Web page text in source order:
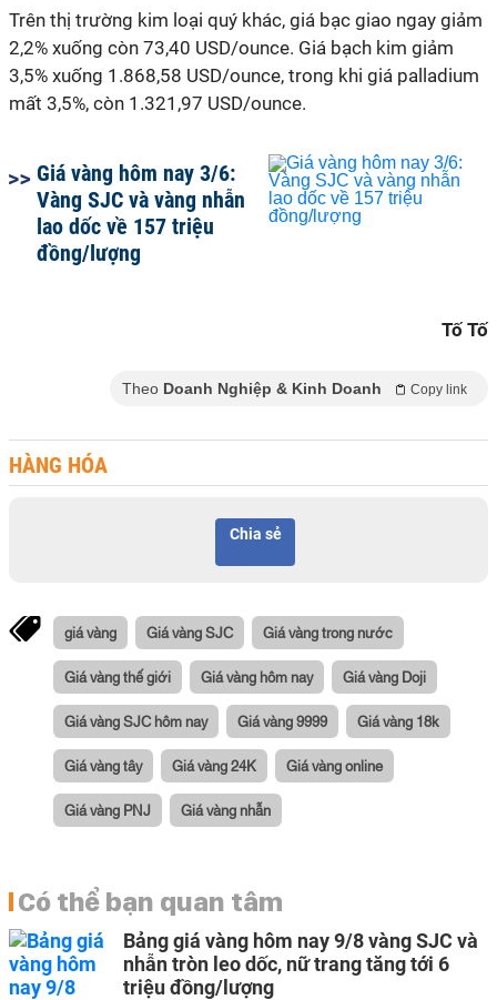
Trên thị trường kim loại quý khác, giá bạc giao ngay giảm
2,2% xuống còn 73,40 USD/ounce. Giá bạch kim giảm
3,5% xuống 1.868,58 USD/ounce, trong khi giá palladium
mất 3,5%, còn 1.321,97 USD/ounce.
Giá vàng hôm nay 3/6:
Vàng SJC và vàng nhẫn
lao dốc về 157 triệu
đồng/lượng
Tố Tố
Theo Doanh Nghiệp & Kinh Doanh Copy link
HÀNG HÓA
Chia sẻ
giá vàng Giá vàng SJC Giá vàng trong nước
Giá vàng thế giới Giá vàng hôm nay Giá vàng Doji
Giá vàng SJC hôm nay Giá vàng 9999 Giá vàng 18k
Giá vàng tây Giá vàng 24K Giá vàng online
Giá vàng PNJ Giá vàng nhẫn
Có thể bạn quan tâm
Bảng giá vàng hôm nay 9/8 vàng SJC và
nhẫn tròn leo dốc, nữ trang tăng tới 6
triệu đồng/lượng